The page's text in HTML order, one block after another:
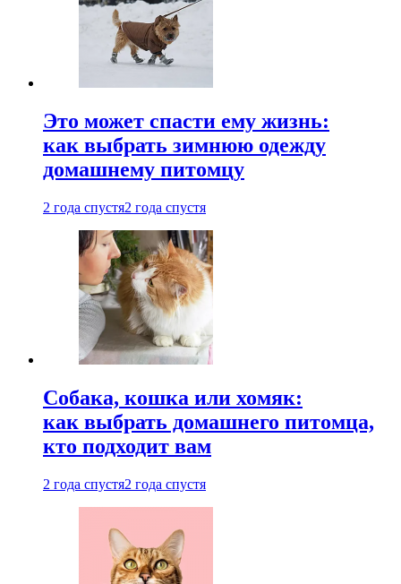
Это может спасти ему жизнь:
как выбрать зимнюю одежду
домашнему питомцу
2 года спустя2 года спустя
Собака, кошка или хомяк:
как выбрать домашнего питомца,
кто подходит вам
2 года спустя2 года спустя